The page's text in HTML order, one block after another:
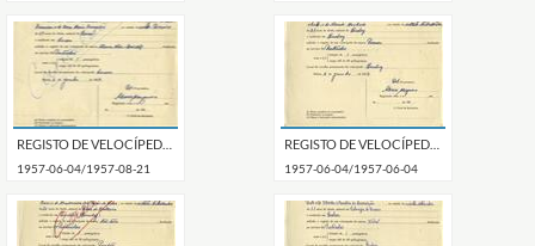
1957-06-04/1957-08-21 1957-06-04/1957-06-04